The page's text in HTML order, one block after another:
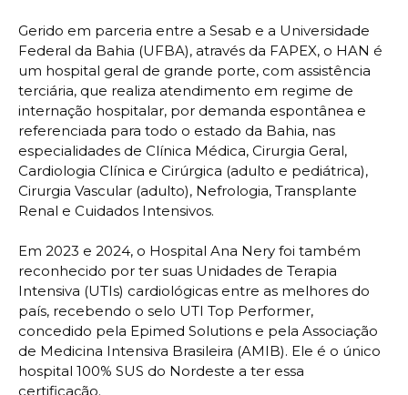
Gerido em parceria entre a Sesab e a Universidade
Federal da Bahia (UFBA), através da FAPEX, o HAN é
um hospital geral de grande porte, com assistência
terciária, que realiza atendimento em regime de
internação hospitalar, por demanda espontânea e
referenciada para todo o estado da Bahia, nas
especialidades de Clínica Médica, Cirurgia Geral,
Cardiologia Clínica e Cirúrgica (adulto e pediátrica),
Cirurgia Vascular (adulto), Nefrologia, Transplante
Renal e Cuidados Intensivos.
Em 2023 e 2024, o Hospital Ana Nery foi também
reconhecido por ter suas Unidades de Terapia
Intensiva (UTIs) cardiológicas entre as melhores do
país, recebendo o selo UTI Top Performer,
concedido pela Epimed Solutions e pela Associação
de Medicina Intensiva Brasileira (AMIB). Ele é o único
hospital 100% SUS do Nordeste a ter essa
certificação.